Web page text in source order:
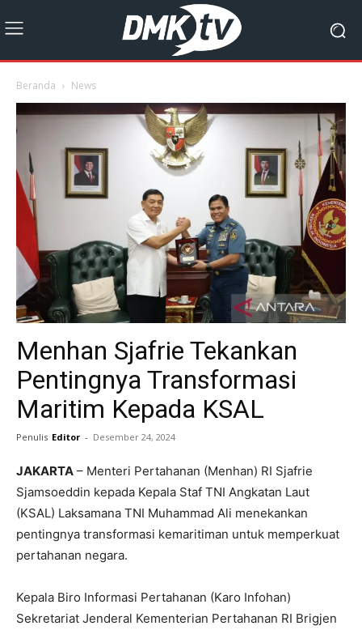
Beranda News
Menhan Sjafrie Tekankan
Pentingnya Transformasi
Maritim Kepada KSAL
Penulis Editor - Desember 24, 2024
JAKARTA – Menteri Pertahanan (Menhan) RI Sjafrie
Sjamsoeddin kepada Kepala Staf TNI Angkatan Laut
(KSAL) Laksamana TNI Muhammad Ali menekankan
pentingnya transformasi kemaritiman untuk memperkuat
pertahanan negara.
Kepala Biro Informasi Pertahanan (Karo Infohan)
Sekretariat Jenderal Kementerian Pertahanan RI Brigjen